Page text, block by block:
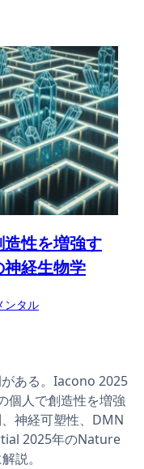
性を増強す
経生物学
ンタル
ある。Iacono 2025
個人で創造性を増強
神経可塑性、DMN
2025年のNature
説。